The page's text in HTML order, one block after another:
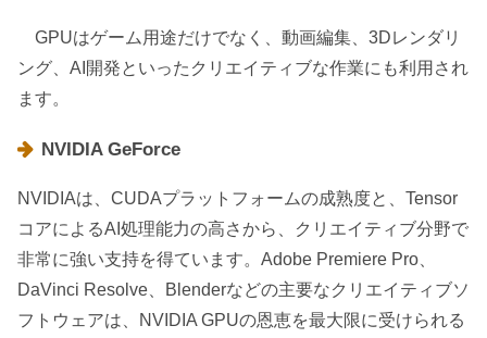
GPUはゲーム用途だけでなく、動画編集、3Dレンダリ
ング、AI開発といったクリエイティブな作業にも利用され
ます。
NVIDIA GeForce
NVIDIAは、CUDAプラットフォームの成熟度と、Tensor
コアによるAI処理能力の高さから、クリエイティブ分野で
非常に強い支持を得ています。Adobe Premiere Pro、
DaVinci Resolve、Blenderなどの主要なクリエイティブソ
フトウェアは、NVIDIA GPUの恩恵を最大限に受けられる